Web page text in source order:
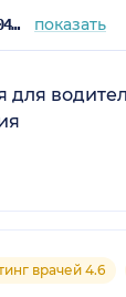
+7 (842) 298-04-00 показать
врачей 4.6